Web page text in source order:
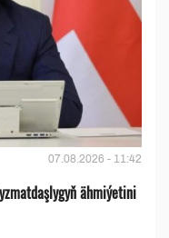
07.08.2026 - 11:42
ähmiýetini